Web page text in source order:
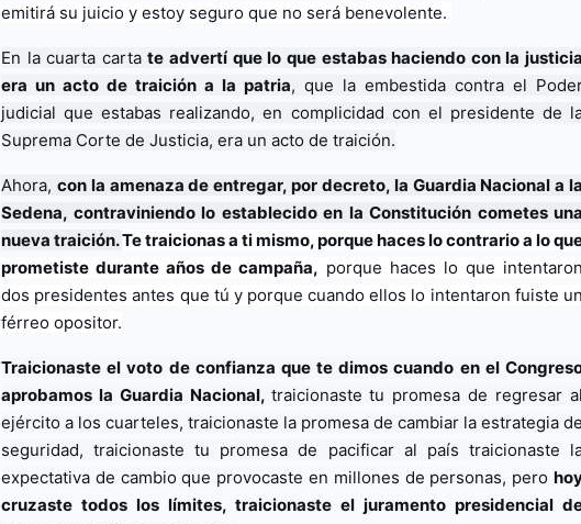
emitirá su juicio y estoy seguro que no será benevolente.
En la cuarta carta te advertí que lo que estabas haciendo con la justicia
era un acto de traición a la patria, que la embestida contra el
judicial que estabas realizando, en complicidad con el presidente de
Suprema Corte de Justicia, era un acto de traición.
Ahora, con la amenaza de entregar, por decreto, la Guardia Nacional a la
Sedena, contraviniendo lo establecido en la Constitución cometes una
nueva traición. Te traicionas a ti mismo, porque haces lo contrario a lo
prometiste durante años de campaña, porque haces lo que intentaron
dos presidentes antes que tú y porque cuando ellos lo intentaron fuiste un
férreo opositor.
Traicionaste el voto de confianza que te dimos cuando en el
aprobamos la Guardia Nacional, traicionaste tu promesa de regresar al
ejército a los cuarteles, traicionaste la promesa de cambiar la estrategia de
seguridad, traicionaste tu promesa de pacificar al país traicionaste
expectativa de cambio que provocaste en millones de personas, pero
cruzaste todos los límites, traicionaste el juramento presidencial